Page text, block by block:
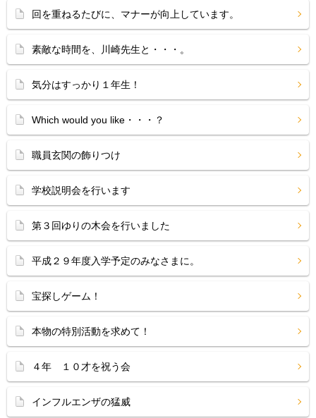
回を重ねるたびに、マナーが向上しています。
素敵な時間を、川崎先生と・・・。
気分はすっかり１年生！
Which would you like・・・？
職員玄関の飾りつけ
学校説明会を行います
第３回ゆりの木会を行いました
平成２９年度入学予定のみなさまに。
宝探しゲーム！
本物の特別活動を求めて！
４年 １０才を祝う会
インフルエンザの猛威